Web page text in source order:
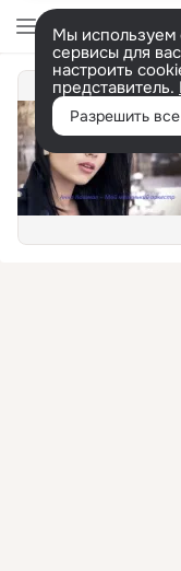
Мы используем
сервисы для
настроить
представитель.
Разрешить все